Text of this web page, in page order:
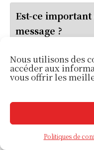
Nous utilisons des
accéder aux
vous offrir les
Politiques de
Est-ce
message ?
Lire nos autres
mai 16,